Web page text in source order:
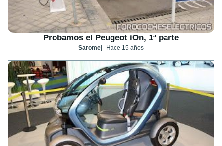
Probamos el Peugeot iOn, 1ª parte
Sarome Hace 15 años